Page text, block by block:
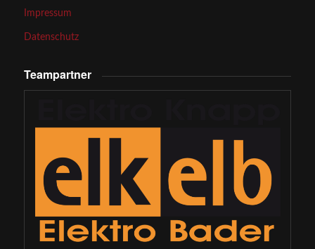
Impressum
Datenschutz
Teampartner